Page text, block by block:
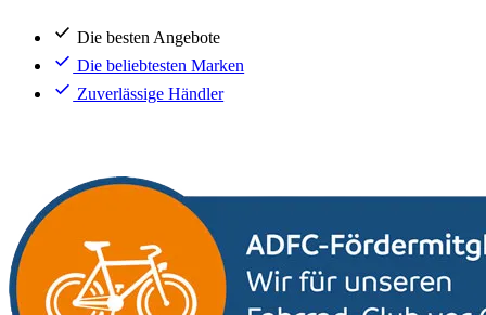
Die besten Angebote
Die beliebtesten Marken
Zuverlässige Händler